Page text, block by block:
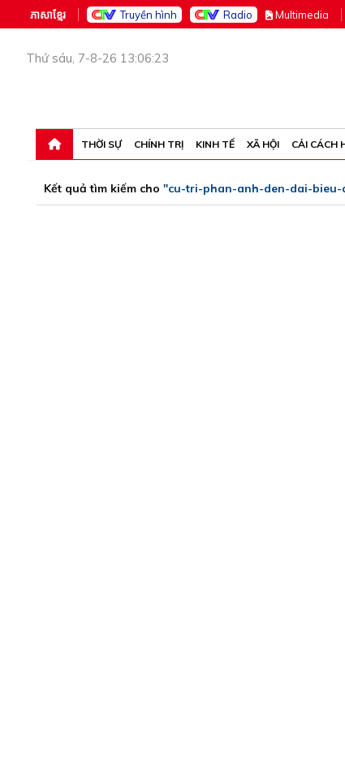
ភាសាខ្មែរ Truyền hình Radio Multimedia
Thứ sáu, 7-8-26 13:06:23
THỜI SỰ CHÍNH TRỊ KINH TẾ XÃ HỘI CẢI CÁCH
Kết quả tìm kiếm cho "cu-tri-phan-anh-den-dai-bieu-